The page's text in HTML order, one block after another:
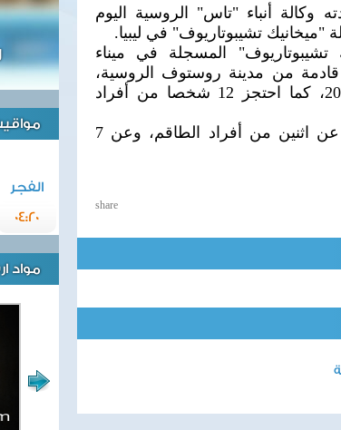
أنباء "تاس" الروسية اليوم
"ميخانيك تشيبوتاريوف" في ليبيا.
تشيبوتاريوف" المسجلة في ميناء
قادمة من مدينة روستوف الروسية،
احتجزت في طرابلس في 16 سبتمبر 2015، كما احتجز 12 شخصا من أفراد
وقد تم في أكتوبر 2015 الماضي الإفراج عن اثنين من أفراد الطاقم، وعن 7
share
الفجر
04:20
مواد